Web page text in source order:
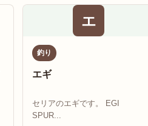
エ
釣り
エギ
セリアのエギです。 EGI
SPUR...